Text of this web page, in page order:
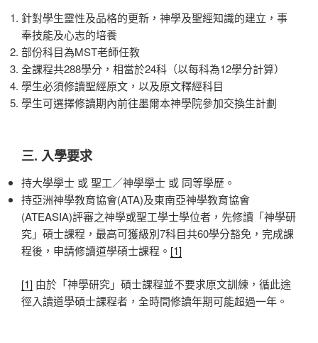
針對學生靈性及品格的更新，神學及聖經知識的建立，事
奉技能及心志的培養
部份科目為MST老師任教
全課程共288學分，相當於24科（以每科為12學分計算）
學生必須修讀聖經原文，以及原文釋經科目
學生可選擇修讀期內前往墨爾本神學院參加交換生計劃
三. 入學要求
持大學學士 或 聖工／神學學士 或 同等學歷。
持亞洲神學教育協會(ATA)及東南亞神學教育協會
(ATEASIA)評審之神學或聖工學士學位者，先修讀「神學研
究」碩士課程，最高可獲級別7科目共60學分豁免，完成課
程後，申請修讀道學碩士課程。 [1]
[1] 由於「神學研究」碩士課程並不要求原文訓練，循此途
徑入讀道學碩士課程者，全時間修讀年期可能超過一年。